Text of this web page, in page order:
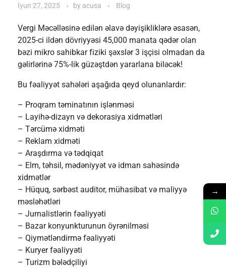
İyun 27, 2025 by acusa Blog
Vergi Məcəlləsinə edilən əlavə dəyişikliklərə əsasən,
2025-ci ildən dövriyyəsi 45,000 manata qədər olan
bəzi mikro sahibkar fiziki şəxslər 3 işçisi olmadan da
gəlirlərinə 75%-lik güzəştdən yararlana biləcək!
Bu fəaliyyət sahələri aşağıda qeyd olunanlardır:
– Proqram təminatının işlənməsi
– Layihə-dizayn və dekorasiya xidmətləri
– Tərcümə xidməti
– Reklam xidməti
– Araşdırma və tədqiqat
– Elm, təhsil, mədəniyyət və idman sahəsində
xidmətlər
– Hüquq, sərbəst auditor, mühasibat və maliyyə
məsləhətləri
– Jurnalistlərin fəaliyyəti
– Bazar konyunkturunun öyrənilməsi
– Qiymətləndirmə fəaliyyəti
– Kuryer fəaliyyəti
– Turizm bələdçiliyi
→